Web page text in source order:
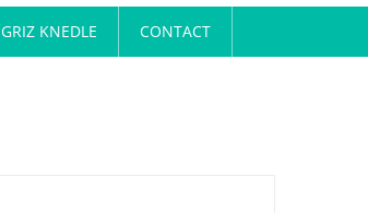
GRIZ KNEDLE CONTACT